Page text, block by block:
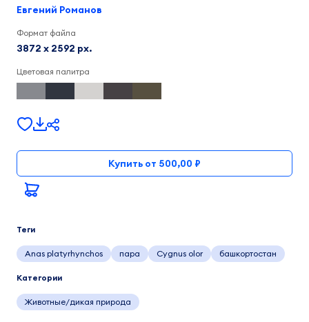
Евгений Романов
Формат файла
3872 x 2592 px.
Цветовая палитра
Купить от 500,00 ₽
Теги
Anas platyrhynchos пара Cygnus olor башкортостан
Категории
Животные/дикая природа